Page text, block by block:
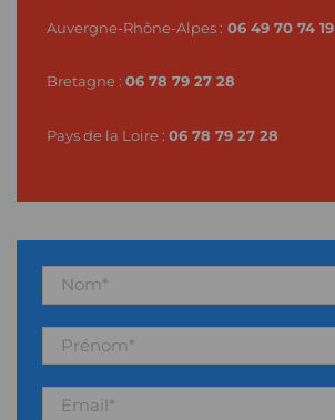
Auvergne-Rhône-Alpes : 06 49 70 74 19
Bretagne : 06 78 79 27 28
Pays de la Loire : 06 78 79 27 28